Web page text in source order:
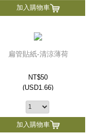
加入購物車
扁管貼紙-清涼薄荷
NT$50
(USD1.66)
加入購物車